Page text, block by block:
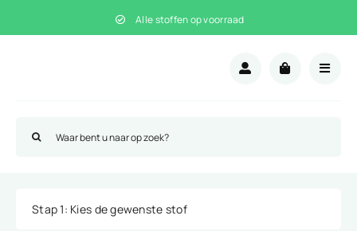
naar
Alle stoffen op voorraad
naar:
Stap 1: Kies de gewenste stof